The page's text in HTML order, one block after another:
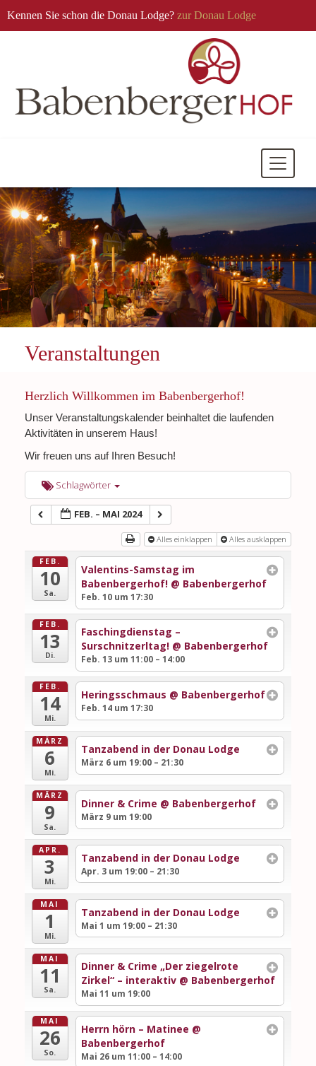
Kennen Sie schon die Donau Lodge? zur Donau Lodge
Mobile
Veranstaltungen
Herzlich Willkommen im Babenbergerhof!
Unser Veranstaltungskalender beinhaltet die laufenden
Aktivitäten in unserem Haus!
Wir freuen uns auf Ihren Besuch!
Schlagwörter
FEB. – MAI 2024
Alles einklappen Alles ausklappen
FEB.
10
Sa.
Valentins-Samstag im
Babenbergerhof! @ Babenbergerhof
Feb. 10 um 17:30
FEB.
13
Di.
Faschingdienstag –
Surschnitzerltag! @ Babenbergerhof
Feb. 13 um 11:00 – 14:00
FEB.
14
Mi.
Heringsschmaus @ Babenbergerhof
Feb. 14 um 17:30
MÄRZ
6
Mi.
Tanzabend in der Donau Lodge
März 6 um 19:00 – 21:30
MÄRZ
9
Sa.
Dinner & Crime @ Babenbergerhof
März 9 um 19:00
APR.
3
Mi.
Tanzabend in der Donau Lodge
Apr. 3 um 19:00 – 21:30
MAI
1
Mi.
Tanzabend in der Donau Lodge
Mai 1 um 19:00 – 21:30
MAI
11
Sa.
Dinner & Crime „Der ziegelrote
Zirkel“ – interaktiv @ Babenbergerhof
Mai 11 um 19:00
MAI
26
So.
Herrn hörn – Matinee @
Babenbergerhof
Mai 26 um 11:00 – 14:00